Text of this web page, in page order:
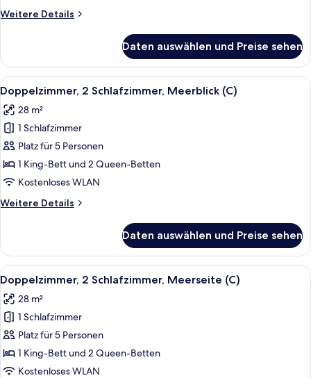
Weitere Details
Weitere
2 Schlafzimmer,
Gartenblick
(C)
Daten auswählen und Preise sehen
Alle
Fotos
für
Doppelzimmer,
2 Schlafzimmer,
Meerblick
(C)
Ein Hotelzimmer mit einem großen
5
Doppelzimmer, 2 Schlafzimmer, Meerblick (C)
28 m²
1 Schlafzimmer
Platz für 5 Personen
1 King-Bett und 2 Queen-Betten
Kostenloses WLAN
Weitere Details
Weitere
2 Schlafzimmer,
Meerblick
(C)
Daten auswählen und Preise sehen
Alle
Fotos
für
Doppelzimmer,
2 Schlafzimmer,
Meerseite
(C)
Ein Hotelzimmer mit einem großen
7
Doppelzimmer, 2 Schlafzimmer, Meerseite (C)
28 m²
1 Schlafzimmer
Platz für 5 Personen
1 King-Bett und 2 Queen-Betten
Kostenloses WLAN